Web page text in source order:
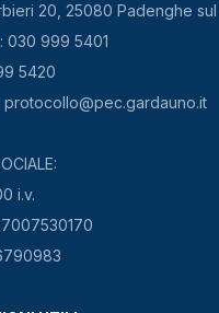
20, 25080 Padenghe sul
: 030 999 5401
5420
protocollo@pec.gardauno.it
i.v.